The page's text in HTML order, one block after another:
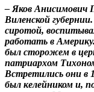
– Яков Анисимович
Виленской
сиротой,
работать в
был сторожем в
патриархом
Встретились они в
был келейником и,